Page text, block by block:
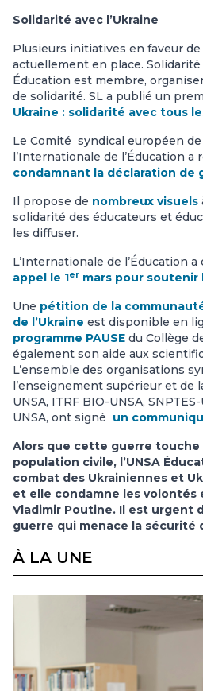
Solidarité avec l’Ukraine
Plusieurs initiatives en faveur
actuellement en place. Solidarité
Éducation est membre,
de solidarité. SL a publié un
Ukraine : solidarité avec tous
Le Comité syndical européen
l’Internationale de l’Éducation a
condamnant la déclaration de
Il propose de nombreux visuels
solidarité des éducateurs et
les diffuser.
L’Internationale de l’Éducation
appel le 1er mars pour soutenir
Une pétition de la
de l’Ukraine est disponible en
programme PAUSE du Collège
également son aide aux
L’ensemble des organisations
l’enseignement supérieur et de
UNSA, ITRF BIO-UNSA,
UNSA, ont signé un
Alors que cette guerre touche
population civile, l’UNSA
combat des Ukrainiennes et
et elle condamne les volontés
Vladimir Poutine. Il est urgent
guerre qui menace la sécurité
À LA UNE